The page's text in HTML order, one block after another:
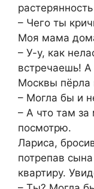
– Чего ты
Моя мама
– У-у, как
встречаешь! А
Москвы пёрла
– Могла бы и
– А что там за
посмотрю.
Лариса,
потрепав
квартиру.